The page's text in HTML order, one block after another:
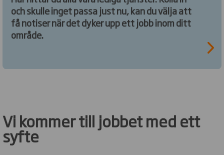
och skulle inget passa just nu, kan du välja att
få notiser när det dyker upp ett jobb inom ditt
område.
Vi kommer till jobbet med ett
syfte